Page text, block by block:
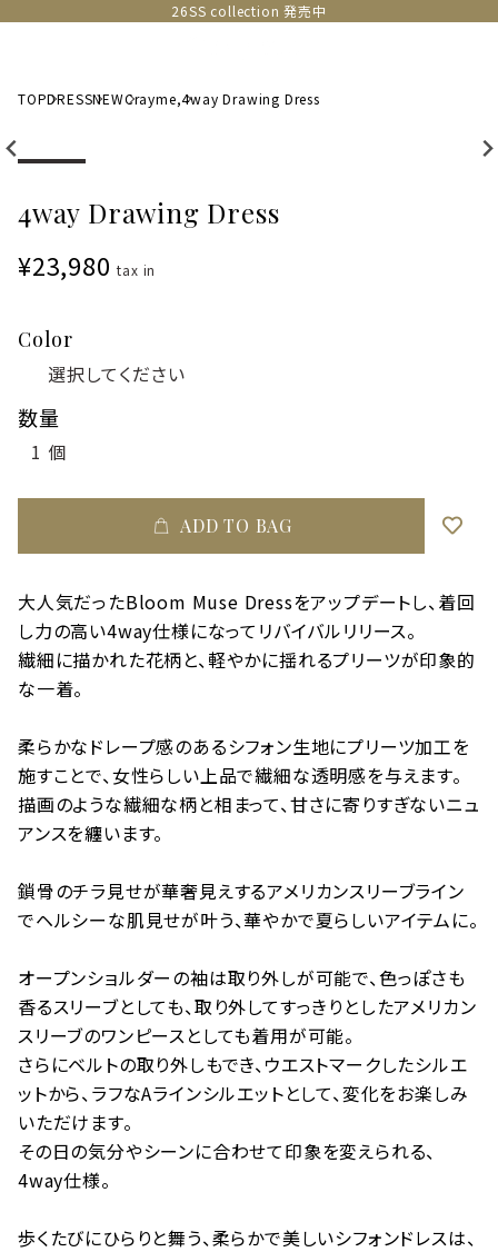
26SS collection 発売中
TOPDRESSNEWCrayme,4way Drawing Dress
4way Drawing Dress
¥23,980tax in
Color
数量
ADD TO BAG
大人気だったBloom Muse Dressをアップデートし、着回
し力の高い4way仕様になってリバイバルリリース。
繊細に描かれた花柄と、軽やかに揺れるプリーツが印象的
な一着。
柔らかなドレープ感のあるシフォン生地にプリーツ加工を
施すことで、女性らしい上品で繊細な透明感を与えます。
描画のような繊細な柄と相まって、甘さに寄りすぎないニュ
アンスを纏います。
鎖骨のチラ見せが華奢見えするアメリカンスリーブライン
でヘルシーな肌見せが叶う、華やかで夏らしいアイテムに。
オープンショルダーの袖は取り外しが可能で、色っぽさも
香るスリーブとしても、取り外してすっきりとしたアメリカン
スリーブのワンピースとしても着用が可能。
さらにベルトの取り外しもでき、ウエストマークしたシルエ
ットから、ラフなAラインシルエットとして、変化をお楽しみ
いただけます。
その日の気分やシーンに合わせて印象を変えられる、
4way仕様。
歩くたびにひらりと舞う、柔らかで美しいシフォンドレスは、